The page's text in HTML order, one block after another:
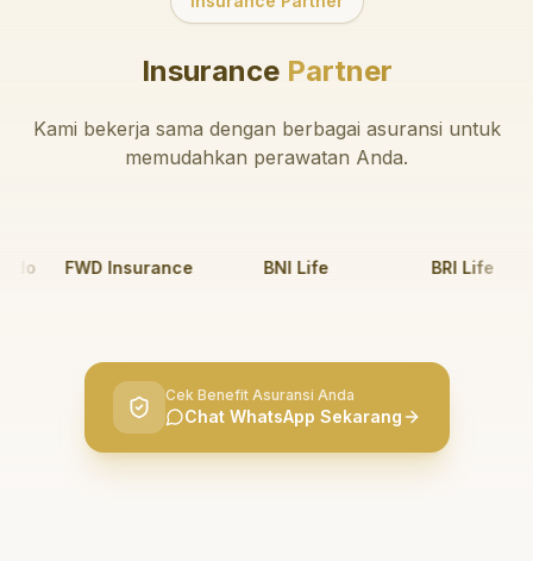
InsurancePartner
Kami bekerja sama dengan berbagai asuransi untuk
memudahkan perawatan Anda.
FWD Insurance BNI Life BRI Life
Cek Benefit Asuransi Anda
Chat WhatsApp Sekarang